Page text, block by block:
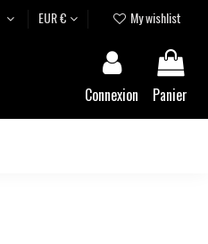
EUR € My wishlist
Connexion Panier